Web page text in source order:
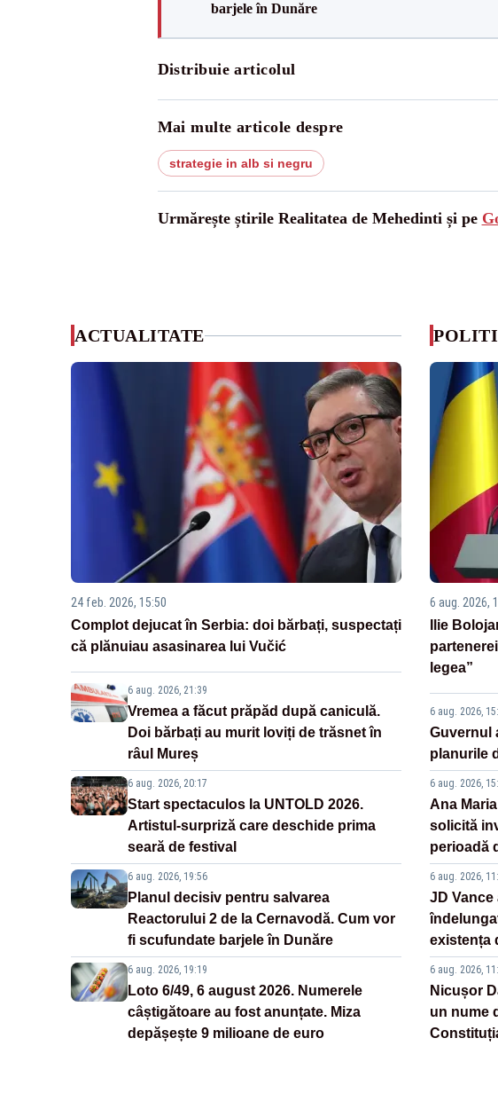
barjele în Dunăre
Distribuie articolul
Mai multe articole despre
strategie in alb si negru
Urmărește știrile Realitatea de Mehedinti și pe
ACTUALITATE
24 feb. 2026, 15:50
Complot dejucat în Serbia: doi bărbați, suspectați
că plănuiau asasinarea lui Vučić
6 aug. 2026, 21:39
Vremea a făcut prăpăd după caniculă.
Doi bărbați au murit loviți de trăsnet în
râul Mureș
6 aug. 2026, 20:17
Start spectaculos la UNTOLD 2026.
Artistul-surpriză care deschide prima
seară de festival
6 aug. 2026, 19:56
Planul decisiv pentru salvarea
Reactorului 2 de la Cernavodă. Cum vor
fi scufundate barjele în Dunăre
6 aug. 2026, 19:19
Loto 6/49, 6 august 2026. Numerele
câștigătoare au fost anunțate. Miza
depășește 9 milioane de euro
6 aug. 2026,
Ilie
legea”
6 aug. 2026,
Guvernul
planurile
6 aug. 2026,
Ana
solicită
perioadă
6 aug. 2026,
JD
existența
6 aug. 2026,
Nicușor
un nume